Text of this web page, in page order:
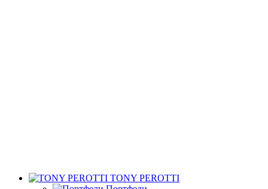
TONY PEROTTI